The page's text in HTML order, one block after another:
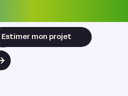
Estimer mon projet